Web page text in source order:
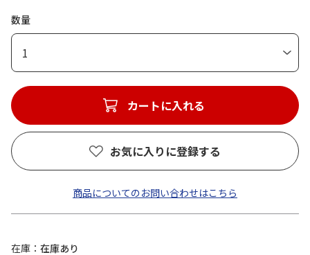
数量
1
カートに入れる
お気に入りに登録する
商品についてのお問い合わせはこちら
在庫
在庫あり